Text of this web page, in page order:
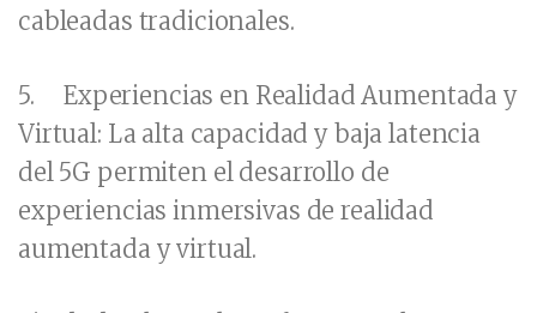
cableadas tradicionales.
5. Experiencias en Realidad Aumentada y
Virtual: La alta capacidad y baja latencia
del 5G permiten el desarrollo de
experiencias inmersivas de realidad
aumentada y virtual.